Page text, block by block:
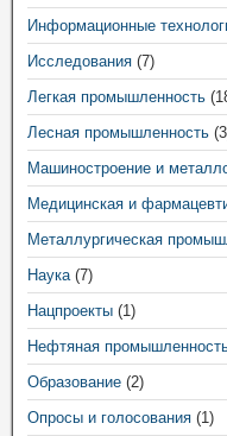
Информационные
Исследования (7)
Легкая промышленность
Лесная промышленность
Машиностроение и
Медицинская и
Металлургическая
Наука(7)
Нацпроекты (1)
Нефтяная
Образование (2)
Опросы и голосования (1)